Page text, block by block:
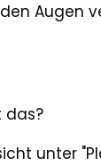
Augen
das?
unter